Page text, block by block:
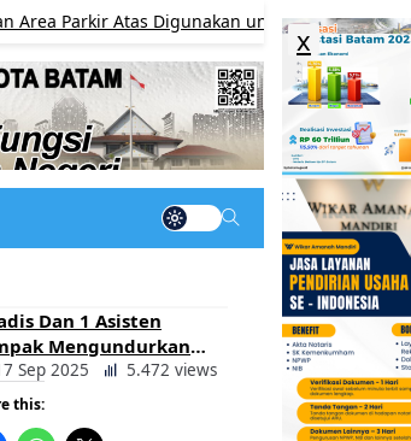
Atas Digunakan untuk Lapak K5 Setiap Sabtu,
Dan 1 Asisten
Mengundurkan
Ada Apa Pemerintahan
Sep 2025 5.472 views
this:
x